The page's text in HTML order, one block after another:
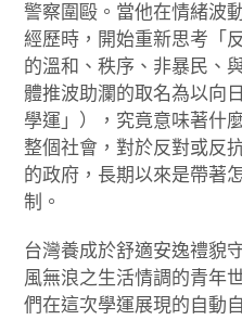
警察圍毆。當他在情緒波
經歷時，開始重新思考「
的溫和、秩序、非暴民、
體推波助瀾的取名為以向
學運」），究竟意味著什
整個社會，對於反對或反
的政府，長期以來是帶著
制。
台灣養成於舒適安逸禮貌
風無浪之生活情調的青年
們在這次學運展現的自動